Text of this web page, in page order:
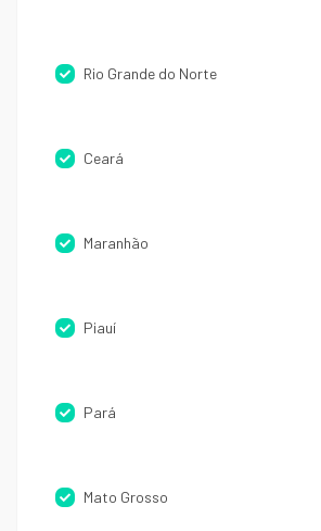
Rio Grande do Norte
Ceará
Maranhão
Piauí
Pará
Mato Grosso